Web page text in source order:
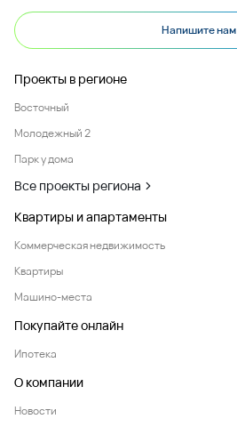
Напишите нам
Проекты в регионе
Восточный
Молодежный 2
Парк у дома
Все проекты региона
Квартиры и апартаменты
Коммерческая недвижимость
Квартиры
Машино-места
Покупайте онлайн
Ипотека
О компании
Новости